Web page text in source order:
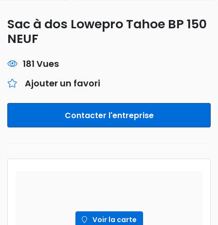
Sac à dos Lowepro Tahoe BP 150
NEUF
181 Vues
Ajouter un favori
Contacter l'entreprise
Voir la carte